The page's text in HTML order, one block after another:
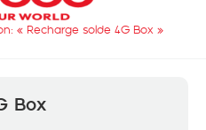
« Recharge solde 4G Box »
Box